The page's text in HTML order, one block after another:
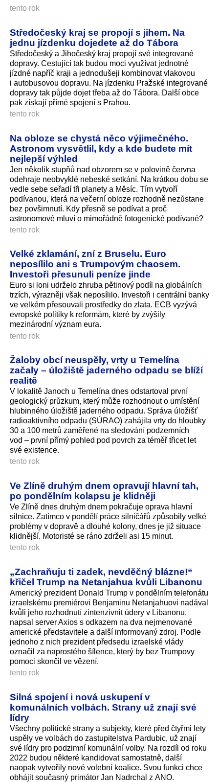
tento rok
Středočeský kraj se propojí s jihem. Na
jednu jízdenku dojedete až do Tábora
Středočeský a Jihočeský kraj propojí své integrované
dopravy. Cestující tak budou moci využívat jednotné
jízdné napříč kraji a jednodušeji kombinovat vlakovou
i autobusovou dopravu. Na jízdenku Pražské integrované
dopravy tak půjde dojet třeba až do Tábora. Další obce
pak získají přímé spojení s Prahou.
tento rok
Na obloze se chystá něco výjimečného.
Astronom vysvětlil, kdy a kde budete mít
nejlepší výhled
Jen několik stupňů nad obzorem se v polovině června
odehraje neobvyklé nebeské setkání. Na krátkou dobu se
vedle sebe seřadí tři planety a Měsíc. Tím vytvoří
podívanou, která na večerní obloze rozhodně nezůstane
bez povšimnutí. Kdy přesně se podívat a proč
astronomové mluví o mimořádně fotogenické podívané?
tento rok
Velké zklamání, zní z Bruselu. Euro
neposílilo ani s Trumpovým chaosem.
Investoři přesunuli peníze jinde
Euro si loni udrželo zhruba pětinový podíl na globálních
trzích, výrazněji však neposílilo. Investoři i centrální banky
ve velkém přesouvali prostředky do zlata. ECB vyzývá
evropské politiky k reformám, které by zvýšily
mezinárodní význam eura.
tento rok
Žaloby obcí neuspěly, vrty u Temelína
začaly – úložiště jaderného odpadu se blíží
realitě
V lokalitě Janoch u Temelína dnes odstartoval první
geologický průzkum, který může rozhodnout o umístění
hlubinného úložiště jaderného odpadu. Správa úložišť
radioaktivního odpadu (SÚRAO) zahájila vrty do hloubky
30 a 100 metrů zaměřené na sledování podzemních
vod – první přímý pohled pod povrch za téměř třicet let
své existence.
tento rok
Ve Zlíně druhým dnem opravují hlavní tah,
po pondělním kolapsu je klidněji
Ve Zlíně dnes druhým dnem pokračuje oprava hlavní
silnice. Zatímco v pondělí práce silničářů způsobily velké
problémy v dopravě a dlouhé kolony, dnes je již situace
klidnější. Motoristé se ráno zdrželi asi 15 minut.
tento rok
„Zachraňuju ti zadek, nevděčný blázne!“
křičel Trump na Netanjahua kvůli Libanonu
Americký prezident Donald Trump v pondělním telefonátu
izraelskému premiérovi Benjaminu Netanjahuovi nadával
kvůli jeho rozhodnutí zintenzivnit údery v Libanonu,
napsal server Axios s odkazem na dva nejmenované
americké představitele a další informovaný zdroj. Podle
jednoho z nich prezident předsedu izraelské vlády
označil za naprostého šílence, který by bez Trumpovy
pomoci skončil ve vězení.
tento rok
Silná spojení i nová uskupení v
komunálních volbách. Strany už znají své
lídry
Všechny politické strany a subjekty, které před čtyřmi lety
uspěly ve volbách do zastupitelstva Pardubic, už znají
své lídry pro podzimní komunální volby. Na rozdíl od roku
2022 budou některé kandidovat samostatně, další
naopak vytvořily nové volební koalice. Svou funkci chce
obhájit současný primátor Jan Nadrchal z ANO.